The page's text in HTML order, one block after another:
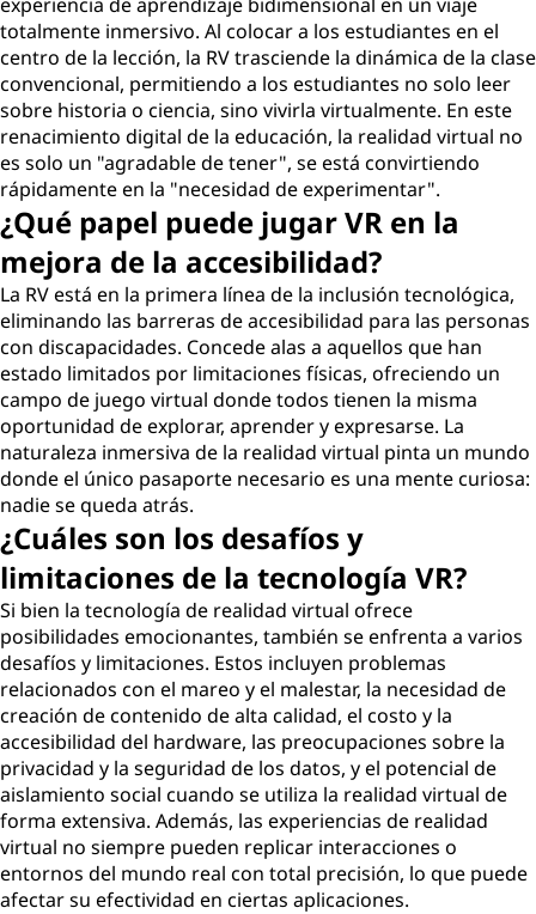
totalmente inmersivo. Al colocar a los estudiantes en el
centro de la lección, la RV trasciende la dinámica de la clase
convencional, permitiendo a los estudiantes no solo leer
sobre historia o ciencia, sino vivirla virtualmente. En este
renacimiento digital de la educación, la realidad virtual no
es solo un "agradable de tener", se está convirtiendo
rápidamente en la "necesidad de experimentar".
¿Qué papel puede jugar VR en la
mejora de la accesibilidad?
La RV está en la primera línea de la inclusión tecnológica,
eliminando las barreras de accesibilidad para las personas
con discapacidades. Concede alas a aquellos que han
estado limitados por limitaciones físicas, ofreciendo un
campo de juego virtual donde todos tienen la misma
oportunidad de explorar, aprender y expresarse. La
naturaleza inmersiva de la realidad virtual pinta un mundo
donde el único pasaporte necesario es una mente curiosa:
nadie se queda atrás.
¿Cuáles son los desafíos y
limitaciones de la tecnología VR?
Si bien la tecnología de realidad virtual ofrece
posibilidades emocionantes, también se enfrenta a varios
desafíos y limitaciones. Estos incluyen problemas
relacionados con el mareo y el malestar, la necesidad de
creación de contenido de alta calidad, el costo y la
accesibilidad del hardware, las preocupaciones sobre la
privacidad y la seguridad de los datos, y el potencial de
aislamiento social cuando se utiliza la realidad virtual de
forma extensiva. Además, las experiencias de realidad
virtual no siempre pueden replicar interacciones o
entornos del mundo real con total precisión, lo que puede
afectar su efectividad en ciertas aplicaciones.